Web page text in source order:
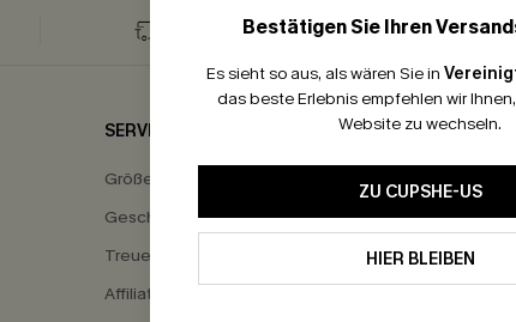
Bestätigen Sie Ihren
Es sieht so aus, als wären Sie in
das beste Erlebnis empfehlen wir
Website zu wechseln.
ZU CUPSHE-US
HIER BLEIBEN
GRATIS VERSAND
SERVICEZENTRUM
Größenguide
Geschenkkarte
Treueprogramm
Affiliate Programm